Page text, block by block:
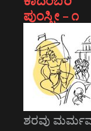
ಪುಂಸ್ತ್ರೀ – ೧
ಶರವು ಮರ್ಮವ